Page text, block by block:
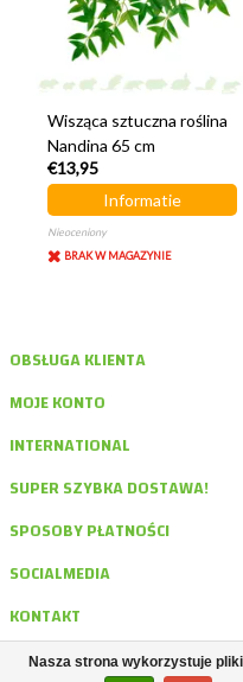
Wisząca sztuczna roślina
Nandina 65 cm
€13,95
Informatie
Nieoceniony
BRAK W MAGAZYNIE
OBSŁUGA KLIENTA
MOJE KONTO
INTERNATIONAL
SUPER SZYBKA DOSTAWA!
SPOSOBY PŁATNOŚCI
SOCIALMEDIA
KONTAKT
Nasza strona wykorzystuje